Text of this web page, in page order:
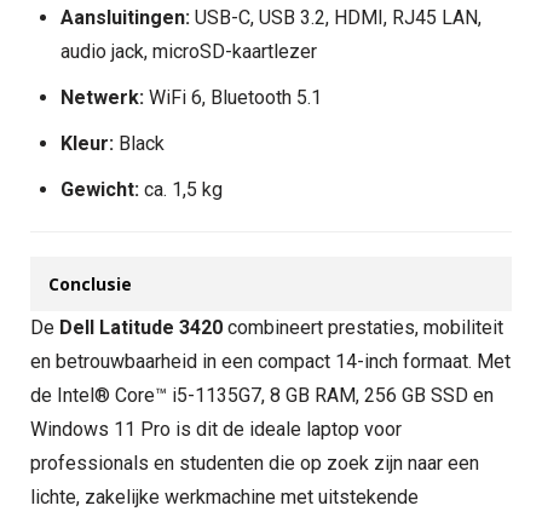
Aansluitingen: USB-C, USB 3.2, HDMI, RJ45 LAN,
audio jack, microSD-kaartlezer
Netwerk: WiFi 6, Bluetooth 5.1
Kleur: Black
Gewicht: ca. 1,5 kg
Conclusie
De Dell Latitude 3420 combineert prestaties, mobiliteit
en betrouwbaarheid in een compact 14-inch formaat. Met
de Intel® Core™ i5-1135G7, 8 GB RAM, 256 GB SSD en
Windows 11 Pro is dit de ideale laptop voor
professionals en studenten die op zoek zijn naar een
lichte, zakelijke werkmachine met uitstekende